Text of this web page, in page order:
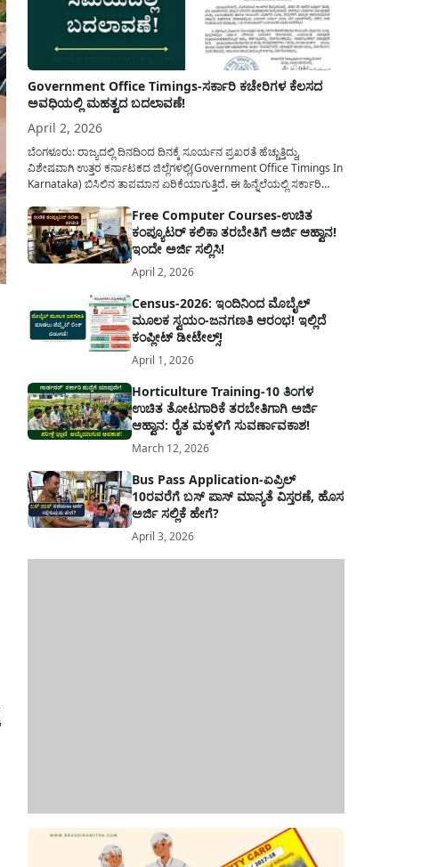
Government Office Timings-ಸರ್ಕಾರಿ ಕಚೇರಿಗಳ ಕೆಲಸದ
ಅವಧಿಯಲ್ಲಿ ಮಹತ್ವದ ಬದಲಾವಣೆ!
April 2, 2026
ಬೆಂಗಳೂರು: ರಾಜ್ಯದಲ್ಲಿ ದಿನದಿಂದ ದಿನಕ್ಕೆ ಸೂರ್ಯನ ಪ್ರಖರತೆ ಹೆಚ್ಚುತ್ತಿದ್ದು,
ವಿಶೇಷವಾಗಿ ಉತ್ತರ ಕರ್ನಾಟಕದ ಜಿಲ್ಲೆಗಳಲ್ಲಿ(Government Office Timings In
Karnataka) ಬಿಸಿಲಿನ ತಾಪಮಾನ ಏರಿಕೆಯಾಗುತ್ತಿದೆ. ಈ ಹಿನ್ನೆಲೆಯಲ್ಲಿ ಸರ್ಕಾರಿ
ಸರ್ಕಾರವು ಮಹತ್ವದ ನಿರ್ಧಾರವೊಂದನ್ನು ಕೈಗೊಂಡಿದೆ. ಕಿತ್ತೂರು ಕರ್ನಾಟಕ ಮತ್ತು
ಕಲ್ಯಾಣ ಕರ್ನಾಟಕದ ಒಟ್ಟು 9 ಜಿಲ್ಲೆಗಳಲ್ಲಿ ಏಪ್ರಿಲ್...
Free Computer Courses-ಉಚಿತ
ಕಂಪ್ಯೂಟರ್ ಕಲಿಕಾ ತರಬೇತಿಗೆ ಅರ್ಜಿ ಆಹ್ವಾನ!
ಇಂದೇ ಅರ್ಜಿ ಸಲ್ಲಿಸಿ!
April 2, 2026
Census-2026: ಇಂದಿನಿಂದ ಮೊಬೈಲ್
ಮೂಲಕ ಸ್ವಯಂ-ಜನಗಣತಿ ಆರಂಭ! ಇಲ್ಲಿದೆ
ಕಂಪ್ಲೀಟ್ ಡೀಟೇಲ್ಸ್!
April 1, 2026
Horticulture Training-10 ತಿಂಗಳ
ಉಚಿತ ತೋಟಗಾರಿಕೆ ತರಬೇತಿಗಾಗಿ ಅರ್ಜಿ
ಆಹ್ವಾನ: ರೈತ ಮಕ್ಕಳಿಗೆ ಸುವರ್ಣಾವಕಾಶ!
March 12, 2026
Bus Pass Application-ಏಪ್ರಿಲ್
10ರವರೆಗೆ ಬಸ್ ಪಾಸ್ ಮಾನ್ಯತೆ ವಿಸ್ತರಣೆ, ಹೊಸ
ಅರ್ಜಿ ಸಲ್ಲಿಕೆ ಹೇಗೆ?
April 3, 2026